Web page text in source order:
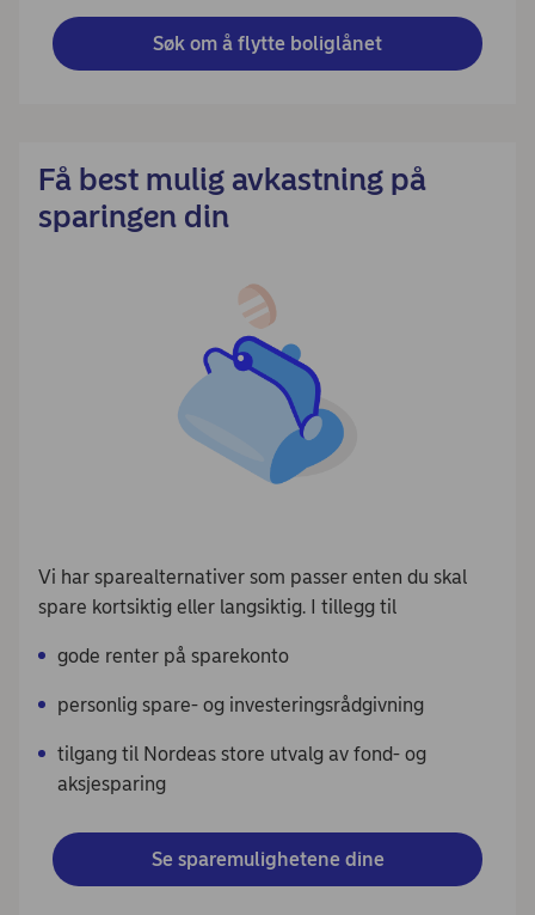
Søk om å flytte boliglånet
Få best mulig avkastning på
sparingen din
Vi har sparealternativer som passer enten du skal
spare kortsiktig eller langsiktig. I tillegg til
gode renter på sparekonto
personlig spare- og investeringsrådgivning
tilgang til Nordeas store utvalg av fond- og
aksjesparing
Se sparemulighetene dine